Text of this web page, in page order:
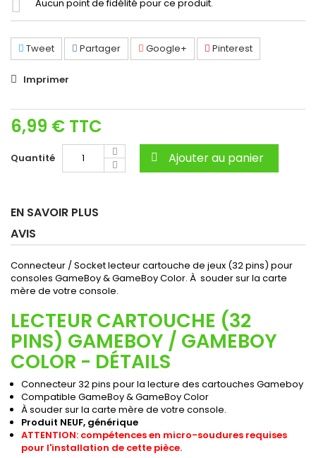
Aucun point de fidélité pour ce produit.
Tweet Partager Google+ Pinterest
Imprimer
6,99 € TTC
Quantité Ajouter au panier
EN SAVOIR PLUS
AVIS
Connecteur / Socket lecteur cartouche de jeux (32 pins) pour
consoles GameBoy & GameBoy Color. À souder sur la carte
mère de votre console.
LECTEUR CARTOUCHE (32
PINS) GAMEBOY / GAMEBOY
COLOR - DÉTAILS
Connecteur 32 pins pour la lecture des cartouches Gameboy
Compatible GameBoy & GameBoy Color
À souder sur la carte mère de votre console.
Produit NEUF, générique
ATTENTION: compétences en micro-soudures requises
pour l'installation de cette pièce.